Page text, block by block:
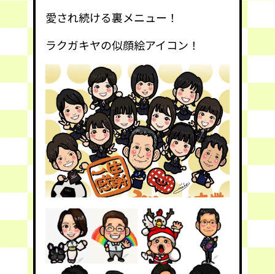
愛され続ける裏メニュー！
ラクガキヤの似顔絵アイコン！